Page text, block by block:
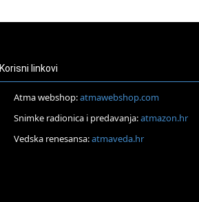
Korisni linkovi
Atma webshop:atmawebshop.com
Snimke radionica i predavanja:atmazon.hr
Vedska renesansa:atmaveda.hr